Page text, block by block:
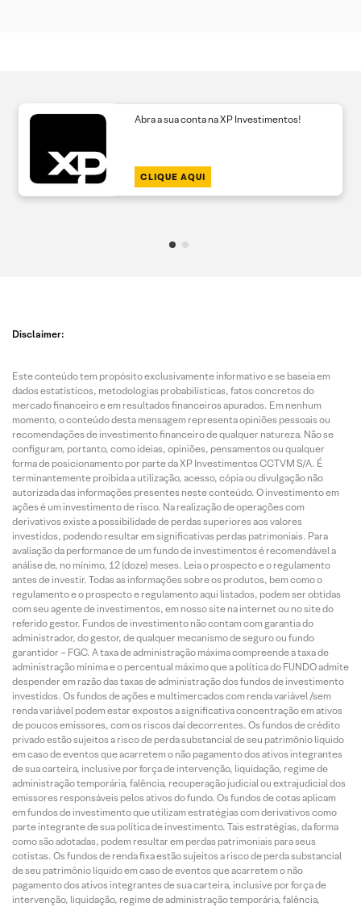
Abra a sua conta na XP Investimentos!
CLIQUE AQUI
Disclaimer:
Este conteúdo tem propósito exclusivamente informativo e se baseia em
dados estatísticos, metodologias probabilísticas, fatos concretos do
mercado financeiro e em resultados financeiros apurados. Em nenhum
momento, o conteúdo desta mensagem representa opiniões pessoais ou
recomendações de investimento financeiro de qualquer natureza. Não se
configuram, portanto, como ideias, opiniões, pensamentos ou qualquer
forma de posicionamento por parte da XP Investimentos CCTVM S/A. É
terminantemente proibida a utilização, acesso, cópia ou divulgação não
autorizada das informações presentes neste conteúdo. O investimento em
ações é um investimento de risco. Na realização de operações com
derivativos existe a possibilidade de perdas superiores aos valores
investidos, podendo resultar em significativas perdas patrimoniais. Para
avaliação da performance de um fundo de investimentos é recomendável a
análise de, no mínimo, 12 (doze) meses. Leia o prospecto e o regulamento
antes de investir. Todas as informações sobre os produtos, bem como o
regulamento e o prospecto e regulamento aqui listados, podem ser obtidas
com seu agente de investimentos, em nosso site na internet ou no site do
referido gestor. Fundos de investimento não contam com garantia do
administrador, do gestor, de qualquer mecanismo de seguro ou fundo
garantidor – FGC. A taxa de administração máxima compreende a taxa de
administração mínima e o percentual máximo que a política do FUNDO admite
despender em razão das taxas de administração dos fundos de investimento
investidos. Os fundos de ações e multimercados com renda variável /sem
renda variável podem estar expostos a significativa concentração em ativos
de poucos emissores, com os riscos daí decorrentes. Os fundos de crédito
privado estão sujeitos a risco de perda substancial de seu patrimônio líquido
em caso de eventos que acarretem o não pagamento dos ativos integrantes
de sua carteira, inclusive por força de intervenção, liquidação, regime de
administração temporária, falência, recuperação judicial ou extrajudicial dos
emissores responsáveis pelos ativos do fundo. Os fundos de cotas aplicam
em fundos de investimento que utilizam estratégias com derivativos como
parte integrante de sua política de investimento. Tais estratégias, da forma
como são adotadas, podem resultar em perdas patrimoniais para seus
cotistas. Os fundos de renda fixa estão sujeitos a risco de perda substancial
de seu patrimônio líquido em caso de eventos que acarretem o não
pagamento dos ativos integrantes de sua carteira, inclusive por força de
intervenção, liquidação, regime de administração temporária, falência,